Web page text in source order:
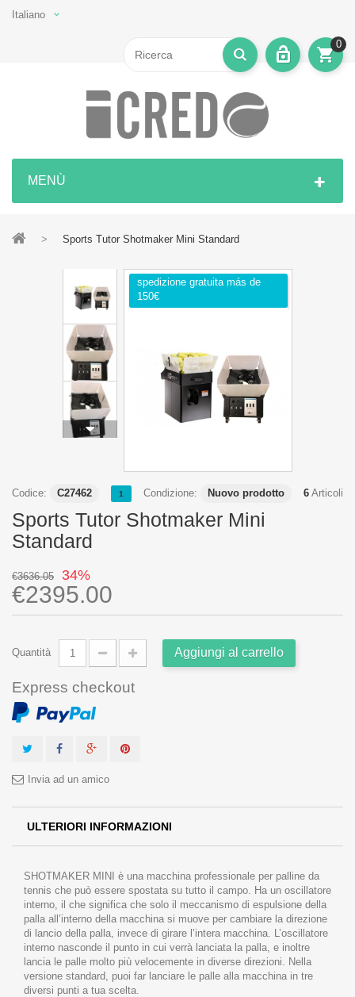
Italiano
0
MENÙ
> Sports Tutor Shotmaker Mini Standard
spedizione gratuita más de
150€
Codice: C27462 1 Condizione: Nuovo prodotto 6 Articoli
Sports Tutor Shotmaker Mini
Standard
€3636.05 34%
€2395.00
Quantità Aggiungi al carrello
Express checkout
Invia ad un amico
ULTERIORI INFORMAZIONI
SHOTMAKER MINI è una macchina professionale per palline da
tennis che può essere spostata su tutto il campo. Ha un oscillatore
interno, il che significa che solo il meccanismo di espulsione della
palla all’interno della macchina si muove per cambiare la direzione
di lancio della palla, invece di girare l’intera macchina. L’oscillatore
interno nasconde il punto in cui verrà lanciata la palla, e inoltre
lancia le palle molto più velocemente in diverse direzioni. Nella
versione standard, puoi far lanciare le palle alla macchina in tre
diversi punti a tua scelta.